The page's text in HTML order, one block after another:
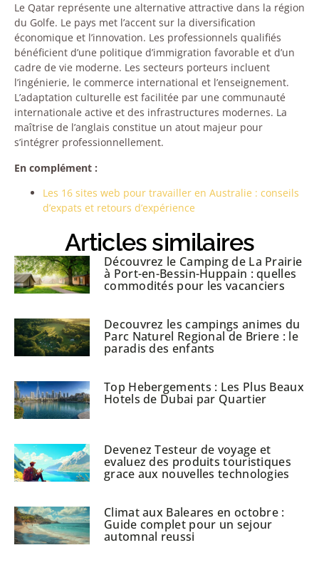
Le Qatar représente une alternative attractive dans la région
du Golfe. Le pays met l’accent sur la diversification
économique et l’innovation. Les professionnels qualifiés
bénéficient d’une politique d’immigration favorable et d’un
cadre de vie moderne. Les secteurs porteurs incluent
l’ingénierie, le commerce international et l’enseignement.
L’adaptation culturelle est facilitée par une communauté
internationale active et des infrastructures modernes. La
maîtrise de l’anglais constitue un atout majeur pour
s’intégrer professionnellement.
En complément :
Les 16 sites web pour travailler en Australie : conseils
d’expats et retours d’expérience
Articles similaires
Découvrez le Camping de La Prairie
à Port-en-Bessin-Huppain : quelles
commodités pour les vacanciers
Decouvrez les campings animes du
Parc Naturel Regional de Briere : le
paradis des enfants
Top Hebergements : Les Plus Beaux
Hotels de Dubai par Quartier
Devenez Testeur de voyage et
evaluez des produits touristiques
grace aux nouvelles technologies
Climat aux Baleares en octobre :
Guide complet pour un sejour
automnal reussi